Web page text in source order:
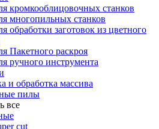
кромкооблицовочных станков
многопильных станков
обработки заготовок из цветного
Пакетного раскроя
ручного инструмента
и обработка массива
пилы
все
cut